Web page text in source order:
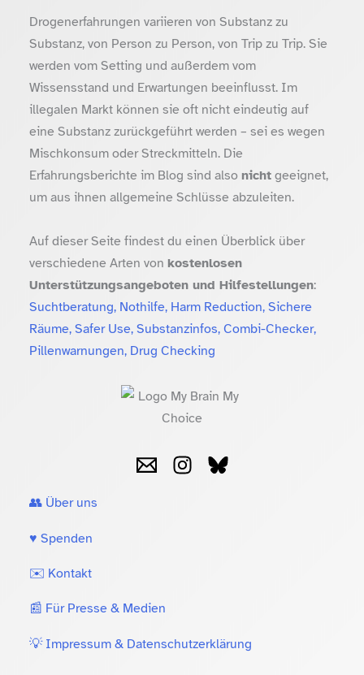
Drogenerfahrungen variieren von Substanz zu
Substanz, von Person zu Person, von Trip zu Trip. Sie
werden vom Setting und außerdem vom
Wissensstand und Erwartungen beeinflusst. Im
illegalen Markt können sie oft nicht eindeutig auf
eine Substanz zurückgeführt werden – sei es wegen
Mischkonsum oder Streckmitteln. Die
Erfahrungsberichte im Blog sind also nichtgeeignet,
um aus ihnen allgemeine Schlüsse abzuleiten.
Auf dieser Seite findest du einen Überblick über
verschiedene Arten von kostenlosen
Unterstützungsangeboten und Hilfestellungen:
Suchtberatung, Nothilfe, Harm Reduction, Sichere
Räume, Safer Use, Substanzinfos, Combi-Checker,
Pillenwarnungen, Drug Checking
👥 Über uns
♥️ Spenden
✉️ Kontakt
📰 Für Presse & Medien
💡 Impressum & Datenschutzerklärung